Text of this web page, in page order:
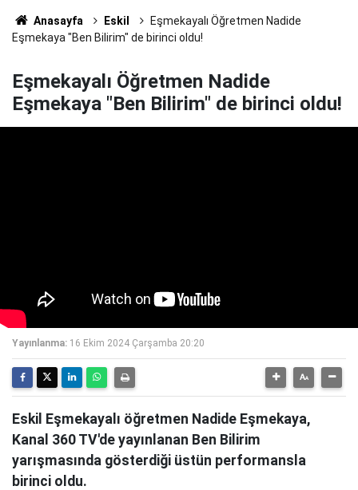
Anasayfa Eskil
Eşmekayalı Öğretmen Nadide
Eşmekaya "Ben Bilirim" de birinci oldu!
Eşmekayalı Öğretmen Nadide
Eşmekaya "Ben Bilirim" de birinci oldu!
Yayınlanma: 16 Ekim 2024 Çarşamba 20:20
Eskil Eşmekayalı öğretmen Nadide Eşmekaya,
Kanal 360 TV'de yayınlanan Ben Bilirim
yarışmasında gösterdiği üstün performansla
birinci oldu.